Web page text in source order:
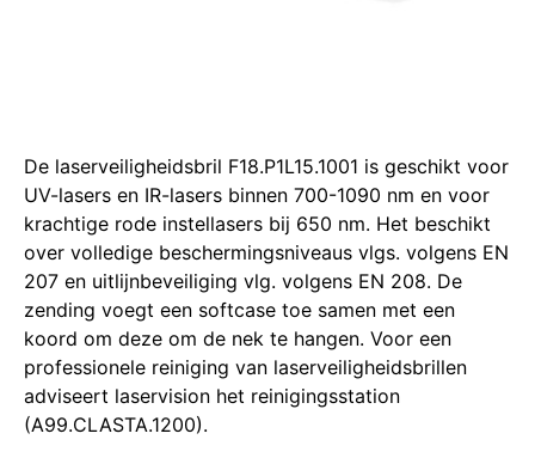
De laserveiligheidsbril F18.P1L15.1001 is geschikt voor
UV-lasers en IR-lasers binnen 700-1090 nm en voor
krachtige rode instellasers bij 650 nm. Het beschikt
over volledige beschermingsniveaus vlgs. volgens EN
207 en uitlijnbeveiliging vlg. volgens EN 208. De
zending voegt een softcase toe samen met een
koord om deze om de nek te hangen. Voor een
professionele reiniging van laserveiligheidsbrillen
adviseert laservision het reinigingsstation
(A99.CLASTA.1200).